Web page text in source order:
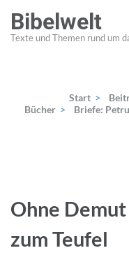
Inhalt
springen
Bibelwelt
Texte und Themen rund um
Start >
Bücher > Briefe:
Ohne
zum Teufel